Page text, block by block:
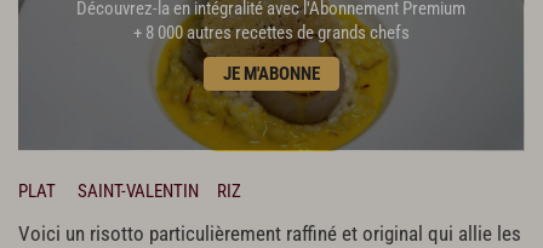
Découvrez-la en intégralité avec l'Abonnement Premium
+ 8 000 autres recettes de grands chefs
JE M'ABONNE
PLAT SAINT-VALENTIN RIZ
Voici un risotto particulièrement raffiné et original qui allie les